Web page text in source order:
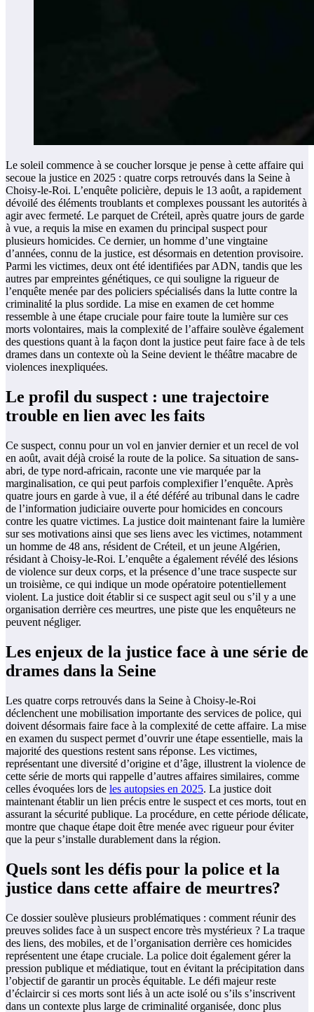
Le soleil commence à se coucher lorsque je pense à cette affaire qui
secoue la justice en 2025 : quatre corps retrouvés dans la Seine à
Choisy-le-Roi. L’enquête policière, depuis le 13 août, a rapidement
dévoilé des éléments troublants et complexes poussant les autorités à
agir avec fermeté. Le parquet de Créteil, après quatre jours de garde
à vue, a requis la mise en examen du principal suspect pour
plusieurs homicides. Ce dernier, un homme d’une vingtaine
d’années, connu de la justice, est désormais en detention provisoire.
Parmi les victimes, deux ont été identifiées par ADN, tandis que les
autres par empreintes génétiques, ce qui souligne la rigueur de
l’enquête menée par des policiers spécialisés dans la lutte contre la
criminalité la plus sordide. La mise en examen de cet homme
ressemble à une étape cruciale pour faire toute la lumière sur ces
morts volontaires, mais la complexité de l’affaire soulève également
des questions quant à la façon dont la justice peut faire face à de tels
drames dans un contexte où la Seine devient le théâtre macabre de
violences inexpliquées.
Le profil du suspect : une trajectoire
trouble en lien avec les faits
Ce suspect, connu pour un vol en janvier dernier et un recel de vol
en août, avait déjà croisé la route de la police. Sa situation de sans-
abri, de type nord-africain, raconte une vie marquée par la
marginalisation, ce qui peut parfois complexifier l’enquête. Après
quatre jours en garde à vue, il a été déféré au tribunal dans le cadre
de l’information judiciaire ouverte pour homicides en concours
contre les quatre victimes. La justice doit maintenant faire la lumière
sur ses motivations ainsi que ses liens avec les victimes, notamment
un homme de 48 ans, résident de Créteil, et un jeune Algérien,
résidant à Choisy-le-Roi. L’enquête a également révélé des lésions
de violence sur deux corps, et la présence d’une trace suspecte sur
un troisième, ce qui indique un mode opératoire potentiellement
violent. La justice doit établir si ce suspect agit seul ou s’il y a une
organisation derrière ces meurtres, une piste que les enquêteurs ne
peuvent négliger.
Les enjeux de la justice face à une série de
drames dans la Seine
Les quatre corps retrouvés dans la Seine à Choisy-le-Roi
déclenchent une mobilisation importante des services de police, qui
doivent désormais faire face à la complexité de cette affaire. La mise
en examen du suspect permet d’ouvrir une étape essentielle, mais la
majorité des questions restent sans réponse. Les victimes,
représentant une diversité d’origine et d’âge, illustrent la violence de
cette série de morts qui rappelle d’autres affaires similaires, comme
celles évoquées lors de les autopsies en 2025. La justice doit
maintenant établir un lien précis entre le suspect et ces morts, tout en
assurant la sécurité publique. La procédure, en cette période délicate,
montre que chaque étape doit être menée avec rigueur pour éviter
que la peur s’installe durablement dans la région.
Quels sont les défis pour la police et la
justice dans cette affaire de meurtres?
Ce dossier soulève plusieurs problématiques : comment réunir des
preuves solides face à un suspect encore très mystérieux ? La traque
des liens, des mobiles, et de l’organisation derrière ces homicides
représentent une étape cruciale. La police doit également gérer la
pression publique et médiatique, tout en évitant la précipitation dans
l’objectif de garantir un procès équitable. Le défi majeur reste
d’éclaircir si ces morts sont liés à un acte isolé ou s’ils s’inscrivent
dans un contexte plus large de criminalité organisée, donc plus